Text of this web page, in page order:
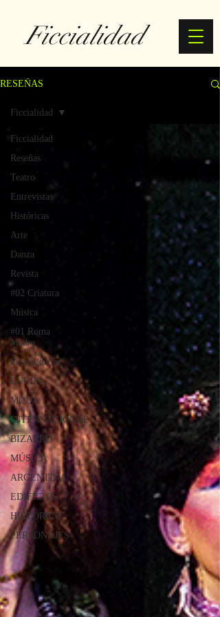
Ficcialidad
RESEÑAS
Ficcialidad
Reseñas
Teatro
Entrevistas
Históricas
Arte
Danza
Revista
#02 Criatura
Música
#01 Roma
Madre
Ficcialidades
LUCHA
MODA
INTERNACIONAL
BIZARRO
MÚSICA
ARGENTINA
EDIFICIOS
HISTÓRICO
PERSONAJES
Ficcialidad